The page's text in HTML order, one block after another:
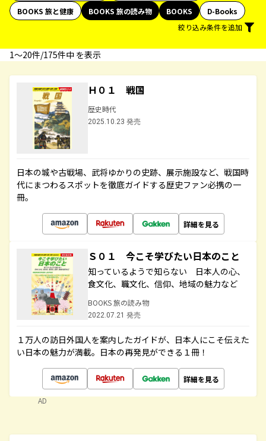
BOOKS 旅と健康
BOOKS 旅の読み物 BOOKS
D-Books
絞り込み条件を追加
1〜20件/175件中 を表示
Ｈ０１ 戦国
歴史時代
2025.10.23 発売
日本の城や古戦場、武将ゆかりの史跡、展示施設など、戦国時
代にまつわるスポットを徹底ガイドする歴史ファン必携の一
冊。
詳細を見る
Ｓ０１ 今こそ学びたい日本のこと
知っているようで知らない 日本人の心、
食文化、職文化、信仰、地域の魅力など
BOOKS 旅の読み物
2022.07.21 発売
１万人の訪日外国人を案内したガイドが、日本人にこそ伝えた
い日本の魅力が満載。日本の再発見ができる１冊！
詳細を見る
AD